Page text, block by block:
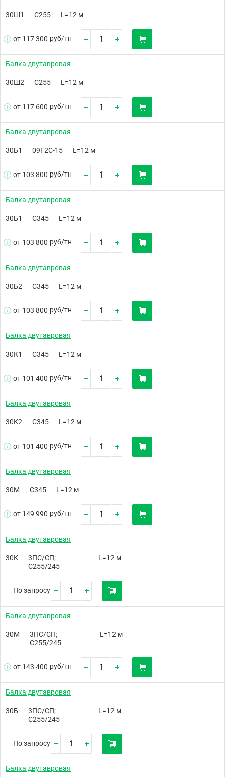
30Ш1 С255 L=12 м
от 117 300 руб/тн
Балка двутавровая
30Ш2 С255 L=12 м
от 117 600 руб/тн
Балка двутавровая
30Б1 09Г2С-15 L=12 м
от 103 800 руб/тн
Балка двутавровая
30Б1 С345 L=12 м
от 103 800 руб/тн
Балка двутавровая
30Б2 С345 L=12 м
от 103 800 руб/тн
Балка двутавровая
30К1 С345 L=12 м
от 101 400 руб/тн
Балка двутавровая
30К2 С345 L=12 м
от 101 400 руб/тн
Балка двутавровая
30М С345 L=12 м
от 149 990 руб/тн
Балка двутавровая
30К
3ПС/СП;
С255/245
L=12 м
По запросу
Балка двутавровая
30М
3ПС/СП;
С255/245
L=12 м
от 143 400 руб/тн
Балка двутавровая
30Б
3ПС/СП;
С255/245
L=12 м
По запросу
Балка двутавровая